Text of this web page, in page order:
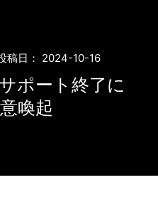
稿日： 2024-10-16
ポート終了に
喚起